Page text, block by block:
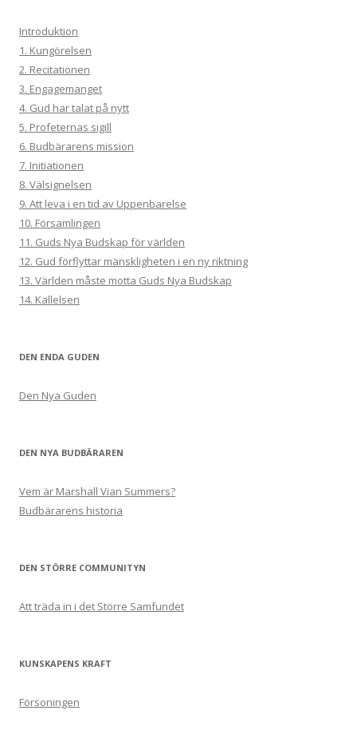
Introduktion
1. Kungörelsen
2. Recitationen
3. Engagemanget
4. Gud har talat på nytt
5. Profeternas sigill
6. Budbärarens mission
7. Initiationen
8. Välsignelsen
9. Att leva i en tid av Uppenbarelse
10. Församlingen
11. Guds Nya Budskap för världen
12. Gud förflyttar mänskligheten i en ny riktning
13. Världen måste motta Guds Nya Budskap
14. Kallelsen
DEN ENDA GUDEN
Den Nya Guden
DEN NYA BUDBÄRAREN
Vem är Marshall Vian Summers?
Budbärarens historia
DEN STÖRRE COMMUNITYN
Att träda in i det Större Samfundet
KUNSKAPENS KRAFT
Försoningen